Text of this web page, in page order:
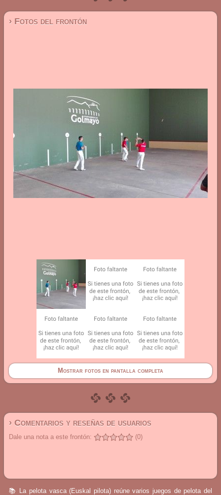
› Fotos del frontón
Mostrar fotos en pantalla completa
› Comentarios y reseñas de usuarios
Dale una nota a este frontón: (0)
📚 La pelota vasca (Euskal pilota) reúne varios juegos de pelota del